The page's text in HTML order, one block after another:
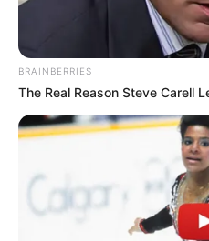
BRAINBERRIES
The Real Reason Steve Carell